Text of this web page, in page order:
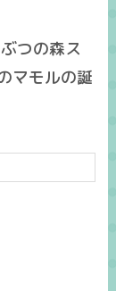
つの森ス
マモルの誕